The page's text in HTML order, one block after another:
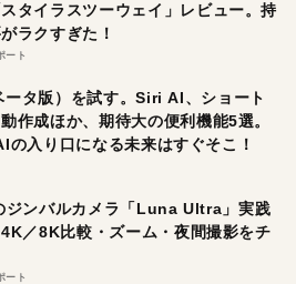
タイラスツーウェイ」レビュー。持
ラクすぎた！
ート
ータ版）を試す。Siri AI、ショート
作成ほか、期待大の便利機能5選。
入り口になる未来はすぐそこ！
ンバルカメラ「Luna Ultra」実践
／8K比較・ズーム・夜間撮影をチ
ート